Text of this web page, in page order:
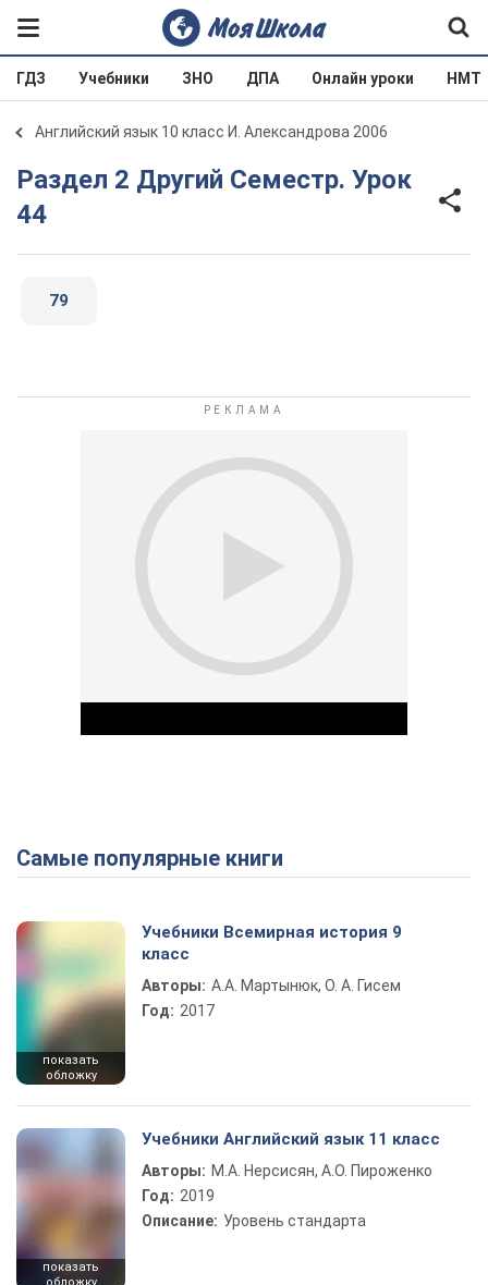
ГДЗ Учебники ЗНО ДПА Онлайн уроки НМТ
Английский язык 10 класс И. Александрова 2006
Раздел 2 Другий Семестр. Урок
44
79
Play Video
Самые популярные книги
показать
обложку
Учебники Всемирная история 9
класс
Авторы: А.А. Мартынюк, О. А. Гисем
Год: 2017
показать
Учебники Английский язык 11 класс
Авторы: М.А. Нерсисян, А.О. Пироженко
Год: 2019
Описание: Уровень стандарта